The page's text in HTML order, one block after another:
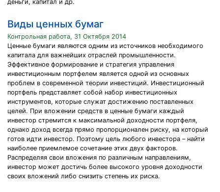
деньги, капитал и др.
Виды ценных бумаг
Контрольная работа, 31 Октября 2014
Ценные бумаги являются одним из источников необходимого
капитала для важнейших отраслей промышленности.
Эффективное формирование и стратегия управления
инвестиционным портфелем является одной из основных
проблем в современной теории инвестиций. Инвестиционный
портфель представляет собой набор инвестиционных
инструментов, которые служат достижению поставленных
целей. При вложении средств в ценные бумаги каждый
инвестор стремится к максимальной доходности портфеля,
однако доход всегда прямо пропорционален риску, на который
готов идти инвестор. Поэтому цель любого инвестора – найти
наиболее приемлемое сочетание этих двух факторов.
Распределяя свои вложения по различным направлениям,
инвестор может достичь более высокого уровня доходности
своих вложений либо снизить степень их риска.